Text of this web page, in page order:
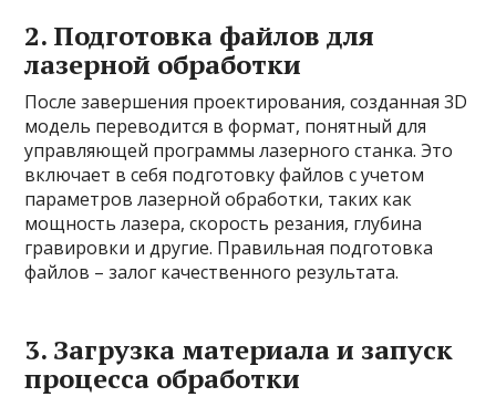
2. Подготовка файлов для
лазерной обработки
После завершения проектирования, созданная 3D
модель переводится в формат, понятный для
управляющей программы лазерного станка. Это
включает в себя подготовку файлов с учетом
параметров лазерной обработки, таких как
мощность лазера, скорость резания, глубина
гравировки и другие. Правильная подготовка
файлов – залог качественного результата.
3. Загрузка материала и запуск
процесса обработки